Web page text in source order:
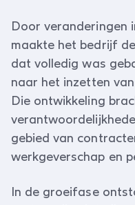
Door veranderingen
maakte het bedrijf
dat volledig was
naar het inzetten
Die ontwikkeling
gebied van
werkgeverschap en
In de groeifase